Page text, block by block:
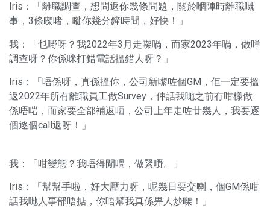
Iris：「離職調查，想問返你幾條問題，關於嗰陣時離職嘅
事，3條㗎啫，嘥你幾分鐘時間，好快！」
我：「乜嘢呀？我2022年3月走㗎喎，而家2023年喎，做咩
調查呀？你係咪打錯電話搵錯人呀？」
Iris：「唔係呀，真係搵你，公司新嚟咗個GM，佢一定要搵
返2022年所有離職員工做Survey，仲話我哋之前冇咁樣做
係唔啱，而家要全部補返晒，公司上年走咗廿幾人，我要逐
個逐個call返呀！」
我：「咁變態？我唔得閒喎，做緊嘢。」
Iris：「幫幫手啦，好大壓力呀，呢幾日要交喇，個GM係咁
話我哋人事部唔掂，你唔幫我真係畀人炒㗎！」